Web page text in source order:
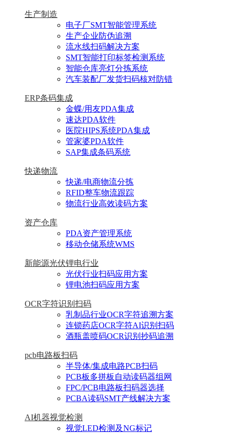
生产制造
电子厂SMT智能管理系统
生产企业防伪追溯
流水线扫码解决方案
SMT智能打印标签检测系统
智能仓库亮灯分拣系统
汽车装配厂发货扫码核对防错
ERP条码集成
金蝶/用友PDA集成
速达PDA软件
医院HIPS系统PDA集成
管家婆PDA软件
SAP集成条码系统
快递物流
快递/电商物流分拣
RFID整车物流跟踪
物流行业高效读码方案
资产仓库
PDA资产管理系统
移动仓储系统WMS
新能源光伏锂电行业
光伏行业扫码应用方案
锂电池扫码应用方案
OCR字符识别扫码
乳制品行业OCR字符追溯方案
连锁药店OCR字符AI识别扫码
酒瓶盖喷码OCR识别抄码追溯
pcb电路板扫码
半导体/集成电路PCB扫码
PCB板多拼板自动读码器组网
FPC/PCB电路板扫码器选择
PCBA读码SMT产线解决方案
AI机器视觉检测
视觉LED检测及NG标记